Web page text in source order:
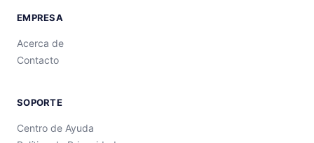
EMPRESA
Acerca de
Contacto
SOPORTE
Centro de Ayuda